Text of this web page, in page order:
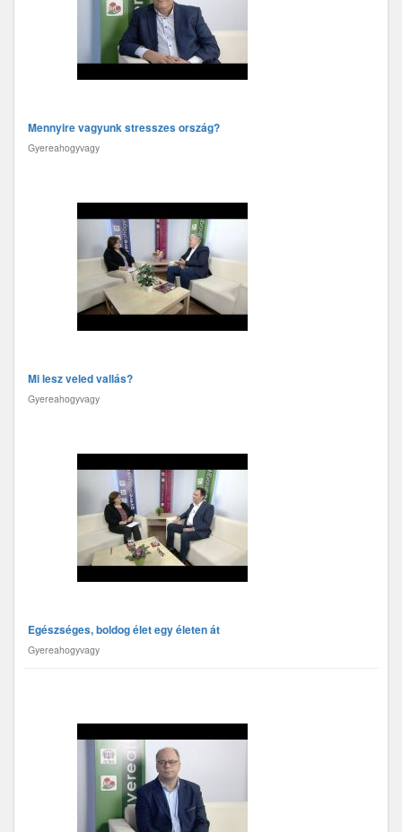
Mennyire vagyunk stresszes ország?
Gyereahogyvagy
Mi lesz veled vallás?
Gyereahogyvagy
Egészséges, boldog élet egy életen át
Gyereahogyvagy